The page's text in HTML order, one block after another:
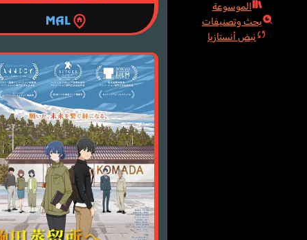
الموسوعة
بحث وتصنيفات
نبض أنستازيا